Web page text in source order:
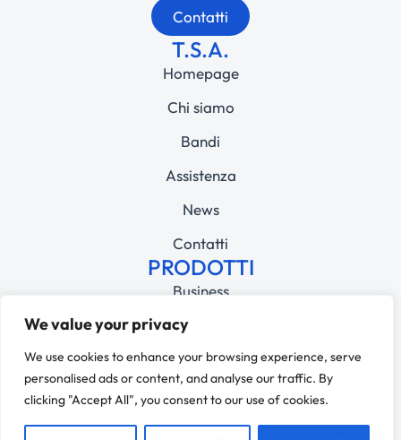
We value your privacy
We use cookies to enhance your browsing experience, serve
personalised ads or content, and analyse our traffic. By
clicking "Accept All", you consent to our use of cookies.
Contatti
T.S.A.
Homepage
Chi siamo
Bandi
Assistenza
News
Contatti
PRODOTTI
Business
Education
SOCIALE 110.000,00€ – SDI M5UXCR1
Privacy Policy
Cookie Policy